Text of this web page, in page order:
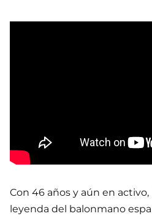
Con 46 años y aún en
leyenda del balonmano